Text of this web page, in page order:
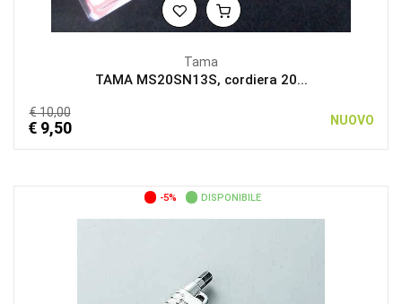
Tama
TAMA MS20SN13S, cordiera 20...
€ 10,00
€ 9,50 NUOVO
-5% DISPONIBILE